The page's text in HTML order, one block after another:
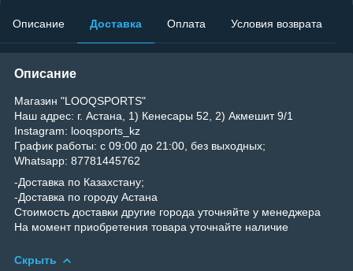
Описание Доставка Оплата Условия возврата
Описание
Магазин "LOOQSPORTS"
Наш адрес: г. Астана, 1) Кенесары 52, 2) Акмешит 9/1
Instagram: looqsports_kz
График работы: с 09:00 до 21:00, без выходных;
Whatsapp: 87781445762
-Доставка по Казахстану;
-Доставка по городу Астана
Стоимость доставки другие города уточняйте у менеджера
На момент приобретения товара уточнайте наличие
Скрыть